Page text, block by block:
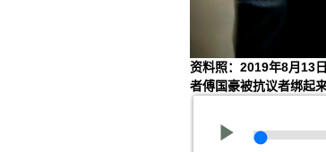
资料照：2019年8月13
者傅国豪被抗议者绑起